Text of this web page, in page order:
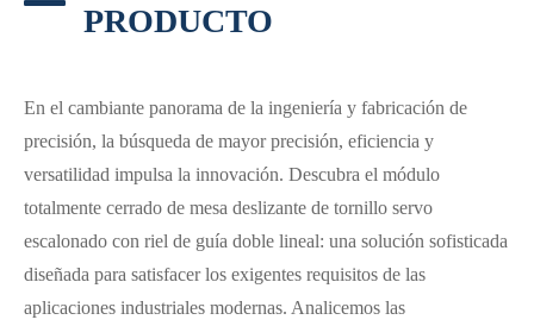
PRODUCTO
En el cambiante panorama de la ingeniería y fabricación de
precisión, la búsqueda de mayor precisión, eficiencia y
versatilidad impulsa la innovación. Descubra el módulo
totalmente cerrado de mesa deslizante de tornillo servo
escalonado con riel de guía doble lineal: una solución sofisticada
diseñada para satisfacer los exigentes requisitos de las
aplicaciones industriales modernas. Analicemos las